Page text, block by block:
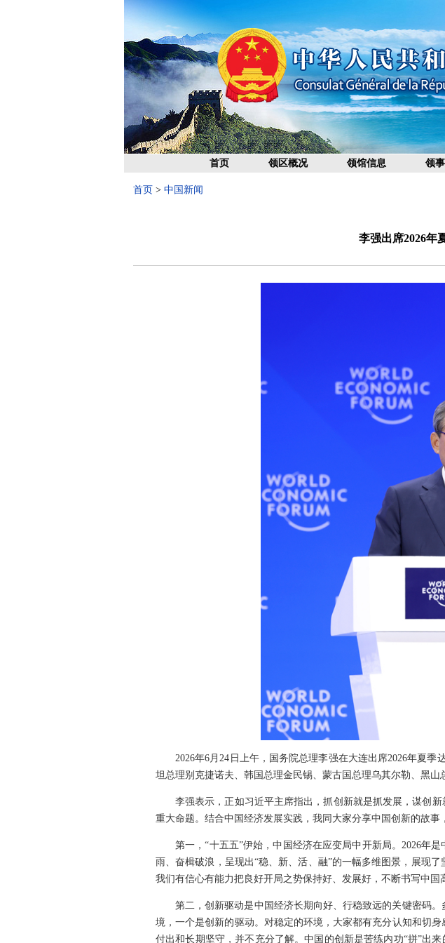
首页 领区概况 领馆信息 领
首页 > 中国新闻
李强出席2026年
2026年6月24日上午，国务院总理李强在大连出席2026年夏季
坦总理别克捷诺夫、韩国总理金民锡、蒙古国总理乌其尔勒、黑山
李强表示，正如习近平主席指出，抓创新就是抓发展，谋创
重大命题。结合中国经济发展实践，我同大家分享中国创新的故事
第一，“十五五”伊始，中国经济在应变局中开新局。2026年
雨、奋楫破浪，呈现出“稳、新、活、融”的一幅多维图景，展现
我们有信心有能力把良好开局之势保持好、发展好，不断书写中国
第二，创新驱动是中国经济长期向好、行稳致远的关键密码
境，一个是创新的驱动。对稳定的环境，大家都有充分认知和切
付出和长期坚守，并不充分了解。中国的创新是苦练内功“拼”出